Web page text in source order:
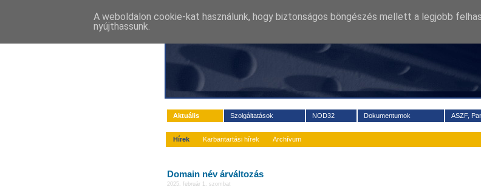
Aktuális Szolgáltatások NOD32 Dokumentumok ASZF,
Hírek Karbantartási hírek Archívum
Domain név árváltozás
2025. február 1. szombat
A weboldalon cookie-kat használunk, hogy biztonságos böngészés mellett a legjobb
nyújthassunk.